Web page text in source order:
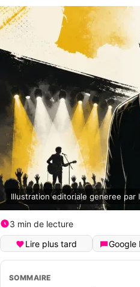
Illustration editoriale generee par
3 min de lecture
Lire plus tard
Google
SOMMAIRE